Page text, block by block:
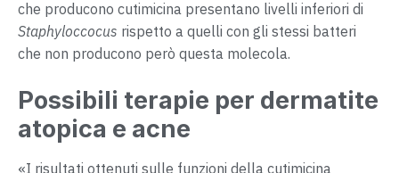
che producono cutimicina presentano livelli inferiori di
Staphyloccocus rispetto a quelli con gli stessi batteri
che non producono però questa molecola.
Possibili terapie per dermatite
atopica e acne
«I risultati ottenuti sulle funzioni della cutimicina